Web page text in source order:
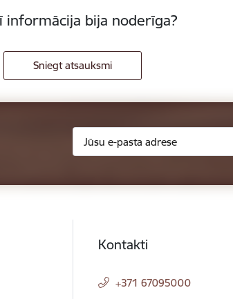
informācija bija noderīga?
Sniegt atsauksmi
Kontakti
+371 67095000